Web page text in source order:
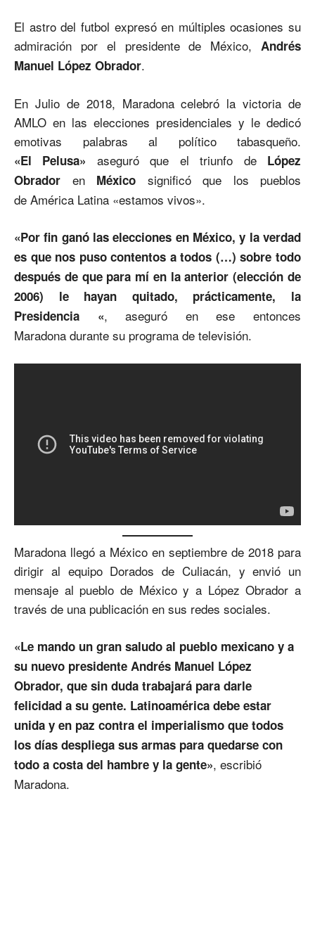
El astro del futbol expresó en múltiples ocasiones su
admiración por el presidente de México, Andrés
Manuel López Obrador.
En Julio de 2018, Maradona celebró la victoria de
AMLO en las elecciones presidenciales y le dedicó
emotivas palabras al político tabasqueño.
«El Pelusa» aseguró que el triunfo de López
Obrador en México significó que los pueblos
de América Latina «estamos vivos».
«Por fin ganó las elecciones en México, y la verdad
es que nos puso contentos a todos (…) sobre todo
después de que para mí en la anterior (elección de
2006) le hayan quitado, prácticamente, la
Presidencia «, aseguró en ese entonces
Maradona durante su programa de televisión.
Maradona llegó a México en septiembre de 2018 para
dirigir al equipo Dorados de Culiacán, y envió un
mensaje al pueblo de México y a López Obrador a
través de una publicación en sus redes sociales.
«Le mando un gran saludo al pueblo mexicano y a
su nuevo presidente Andrés Manuel López
Obrador, que sin duda trabajará para darle
felicidad a su gente. Latinoamérica debe estar
unida y en paz contra el imperialismo que todos
los días despliega sus armas para quedarse con
todo a costa del hambre y la gente», escribió
Maradona.